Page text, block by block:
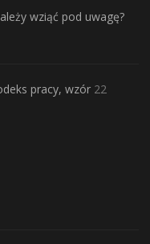
wziąć pod uwagę?
pracy, wzór 22